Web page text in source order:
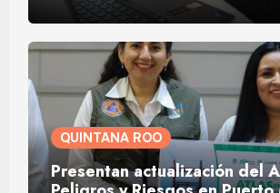
QUINTANA ROO
Presentan actualización del